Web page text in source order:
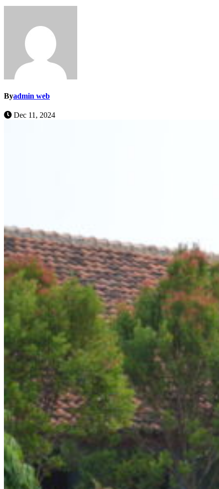
Byadmin web
Dec 11, 2024